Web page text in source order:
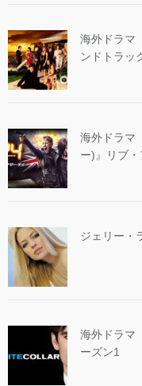
海外ドラマ
ンドトラッ
海外ドラマ
ー)』リブ
ジェリー・
海外ドラマ
ーズン1